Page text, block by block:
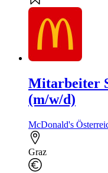
Mitarbeiter
(m/w/d)
McDonald's
Graz